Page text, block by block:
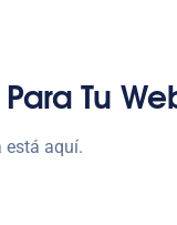
Tu
está aquí.